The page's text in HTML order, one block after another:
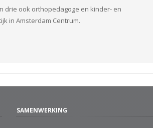
drie ook orthopedagoge en kinder- en
in Amsterdam Centrum.
SAMENWERKING